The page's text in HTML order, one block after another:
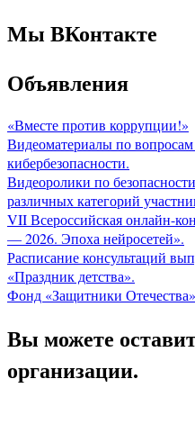
Мы ВКонтакте
Объявления
«Вместе против коррупции!»
Видеоматериалы по
кибербезопасности.
Видеоролики по
различных категорий
VII Всероссийская онлайн-
— 2026. Эпоха нейросетей».
Расписание консультаций
«Праздник детства».
Фонд «Защитники
Вы можете
организации.